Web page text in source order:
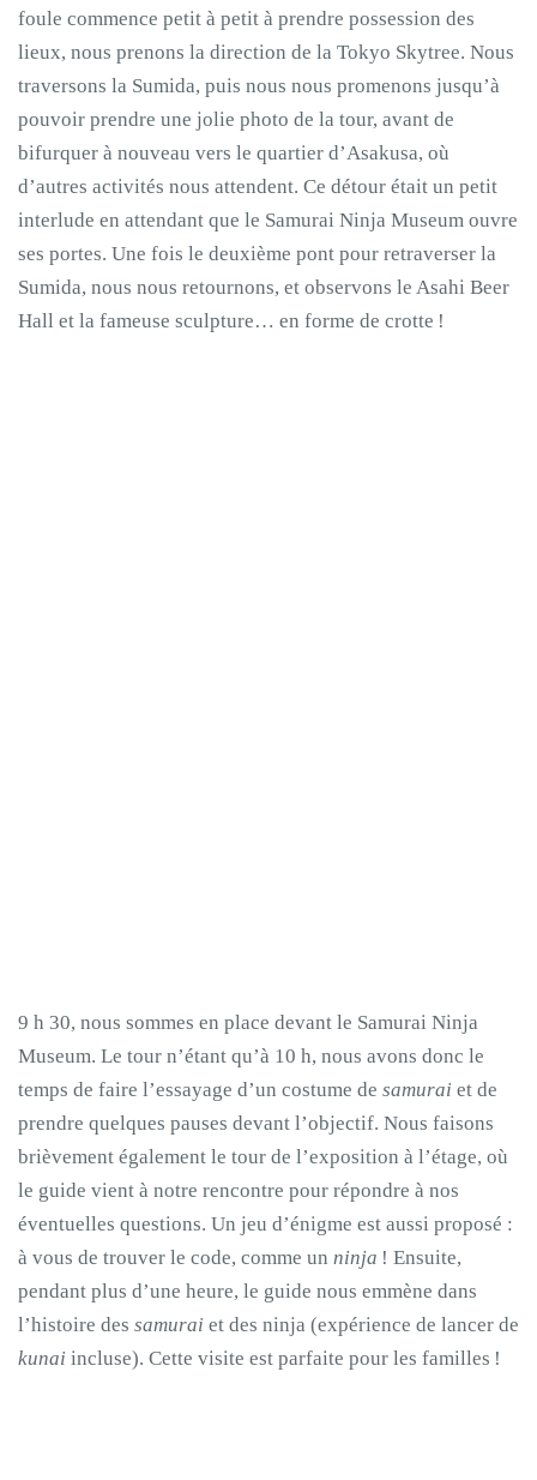
foule commence petit à petit à prendre possession des
lieux, nous prenons la direction de la Tokyo Skytree. Nous
traversons la Sumida, puis nous nous promenons jusqu’à
pouvoir prendre une jolie photo de la tour, avant de
bifurquer à nouveau vers le quartier d’Asakusa, où
d’autres activités nous attendent. Ce détour était un petit
interlude en attendant que le Samurai Ninja Museum ouvre
ses portes. Une fois le deuxième pont pour retraverser la
Sumida, nous nous retournons, et observons le Asahi Beer
Hall et la fameuse sculpture… en forme de crotte !
9 h 30, nous sommes en place devant le Samurai Ninja
Museum. Le tour n’étant qu’à 10 h, nous avons donc le
temps de faire l’essayage d’un costume de samurai et de
prendre quelques pauses devant l’objectif. Nous faisons
brièvement également le tour de l’exposition à l’étage, où
le guide vient à notre rencontre pour répondre à nos
éventuelles questions. Un jeu d’énigme est aussi proposé :
à vous de trouver le code, comme un ninja ! Ensuite,
pendant plus d’une heure, le guide nous emmène dans
l’histoire des samurai et des ninja (expérience de lancer de
kunai incluse). Cette visite est parfaite pour les familles !